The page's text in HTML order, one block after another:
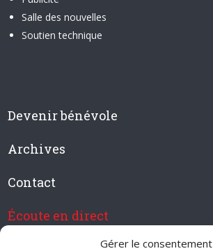
Gérer le consentement
Salle des nouvelles
Soutien technique
Devenir bénévole
Archives
Contact
Écoute en direct